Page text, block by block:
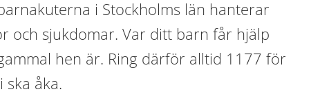
i Stockholms län hanterar
och sjukdomar. Var ditt barn får hjälp
hen är. Ring därför alltid 1177 för
åka.